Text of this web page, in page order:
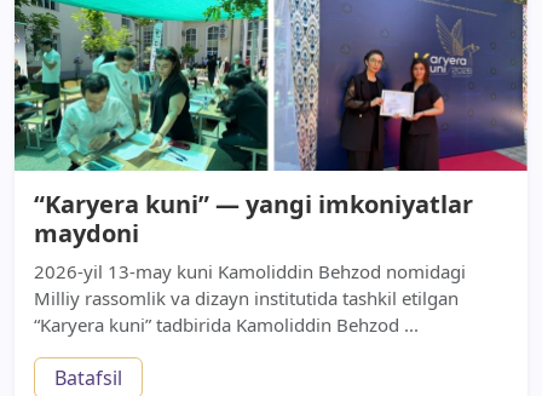
“Karyera kuni” — yangi imkoniyatlar
maydoni
2026-yil 13-may kuni Kamoliddin Behzod nomidagi
Milliy rassomlik va dizayn institutida tashkil etilgan
“Karyera kuni” tadbirida Kamoliddin Behzod ...
Batafsil